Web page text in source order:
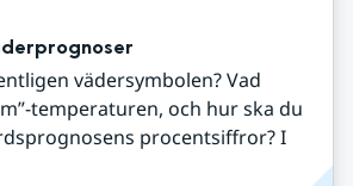
vädersymbolen? Vad
temperaturen, och hur ska du
procentsiffror? I